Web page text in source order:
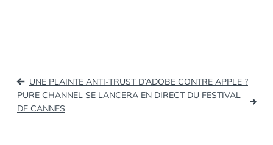
Navigation
de
l’article
UNE PLAINTE ANTI-TRUST D’ADOBE CONTRE APPLE ?
PURE CHANNEL SE LANCERA EN DIRECT DU FESTIVAL
DE CANNES